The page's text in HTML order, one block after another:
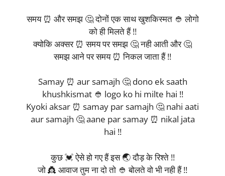
समय ⏰ और समझ 🤔 दोनों एक साथ खुशकिस्मत 👲 लोगो
को ही मिलते हैं !!
क्योकि अक्सर ⏰ समय पर समझ 🤔 नही आती और 🤔
समझ आने पर समय ⏰ निकल जाता हैं !!
Samay ⏰ aur samajh 🤔 dono ek saath
khushkismat 👲 logo ko hi milte hai !!
Kyoki aksar ⏰ samay par samajh 🤔 nahi aati
aur samajh 🤔 aane par samay ⏰ nikal jata
hai !!
कुछ 💓 ऐसे हो गए हैं इस 🌏 दौड़ के रिश्ते !!
जो 👸 आवाज तुम ना दो तो 👲 बोलते वो भी नही हैं !!